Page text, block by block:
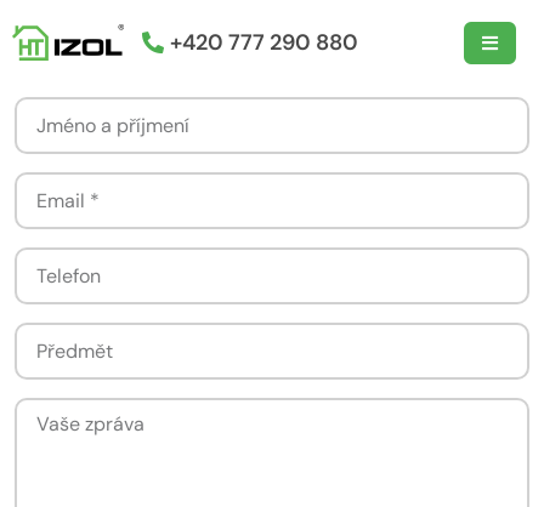
+420 777 290 880